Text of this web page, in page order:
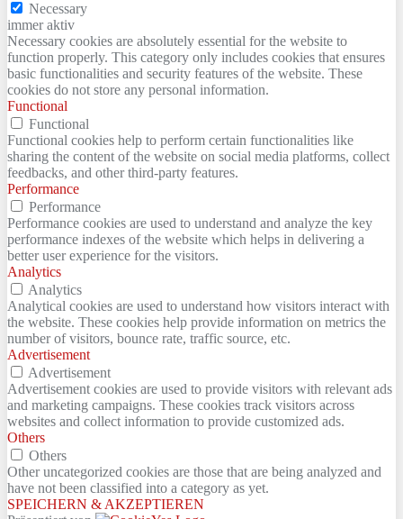
Necessary
immer aktiv
Necessary cookies are absolutely essential for the website to
function properly. This category only includes cookies that ensures
basic functionalities and security features of the website. These
cookies do not store any personal information.
Functional
Functional
Functional cookies help to perform certain functionalities like
sharing the content of the website on social media platforms, collect
feedbacks, and other third-party features.
Performance
Performance
Performance cookies are used to understand and analyze the key
performance indexes of the website which helps in delivering a
better user experience for the visitors.
Analytics
Analytics
Analytical cookies are used to understand how visitors interact with
the website. These cookies help provide information on metrics the
number of visitors, bounce rate, traffic source, etc.
Advertisement
Advertisement
Advertisement cookies are used to provide visitors with relevant ads
and marketing campaigns. These cookies track visitors across
websites and collect information to provide customized ads.
Others
Others
Other uncategorized cookies are those that are being analyzed and
have not been classified into a category as yet.
SPEICHERN & AKZEPTIEREN